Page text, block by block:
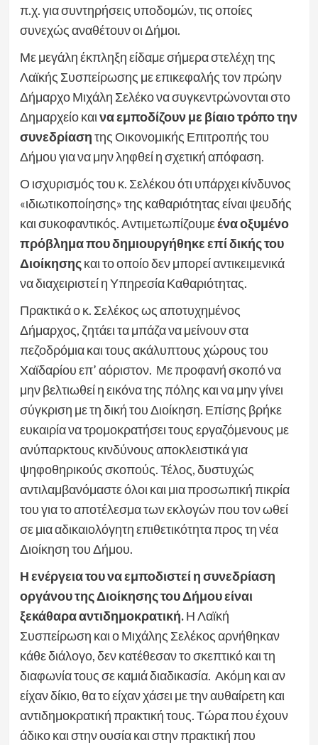
π.χ. για συντηρήσεις υποδομών, τις οποίες
συνεχώς αναθέτουν οι Δήμοι.
Με μεγάλη έκπληξη είδαμε σήμερα στελέχη της
Λαϊκής Συσπείρωσης με επικεφαλής τον πρώην
Δήμαρχο Μιχάλη Σελέκο να συγκεντρώνονται στο
Δημαρχείο καινα εμποδίζουν με βίαιο τρόπο την
συνεδρίασητης Οικονομικής Επιτροπής του
Δήμου για να μην ληφθεί η σχετική απόφαση.
Ο ισχυρισμός του κ. Σελέκου ότι υπάρχει κίνδυνος
«ιδιωτικοποίησης» της καθαριότητας είναι ψευδής
και συκοφαντικός. Αντιμετωπίζουμεένα οξυμένο
πρόβλημα που δημιουργήθηκε επί δικής του
Διοίκησηςκαι το οποίο δεν μπορεί αντικειμενικά
να διαχειριστεί η Υπηρεσία Καθαριότητας.
Πρακτικά ο κ. Σελέκος ως αποτυχημένος
Δήμαρχος, ζητάει τα μπάζα να μείνουν στα
πεζοδρόμια και τους ακάλυπτους χώρους του
Χαϊδαρίου επ’ αόριστον. Με προφανή σκοπό να
μην βελτιωθεί η εικόνα της πόλης και να μην γίνει
σύγκριση με τη δική του Διοίκηση. Επίσης βρήκε
ευκαιρία να τρομοκρατήσει τους εργαζόμενους με
ανύπαρκτους κινδύνους αποκλειστικά για
ψηφοθηρικούς σκοπούς. Τέλος, δυστυχώς
αντιλαμβανόμαστε όλοι και μια προσωπική πικρία
του για το αποτέλεσμα των εκλογών που τον ωθεί
σε μια αδικαιολόγητη επιθετικότητα προς τη νέα
Διοίκηση του Δήμου.
Η ενέργεια του να εμποδιστεί η συνεδρίαση
οργάνου της Διοίκησης του Δήμου είναι
ξεκάθαρα αντιδημοκρατική.Η Λαϊκή
Συσπείρωση και ο Μιχάλης Σελέκος αρνήθηκαν
κάθε διάλογο, δεν κατέθεσαν το σκεπτικό και τη
διαφωνία τους σε καμιά διαδικασία. Ακόμη και αν
είχαν δίκιο, θα το είχαν χάσει με την αυθαίρετη και
αντιδημοκρατική πρακτική τους. Τώρα που έχουν
άδικο και στην ουσία και στην πρακτική που